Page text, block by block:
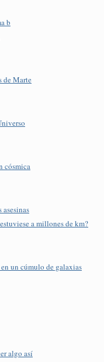
b
de Marte
cósmica
asesinas
a millones de km?
un cúmulo de galaxias
algo así